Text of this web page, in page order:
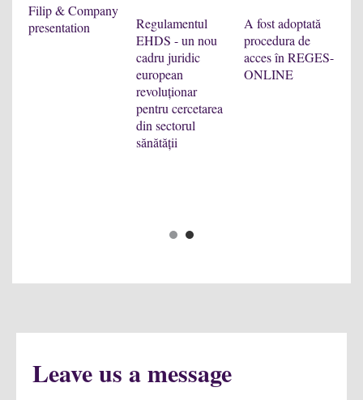
Filip & Company
presentation
Regulamentul
EHDS - un nou
cadru juridic
european
revoluționar
pentru cercetarea
din sectorul
sănătății
A fost adoptată
procedura de
acces în REGES-
ONLINE
Leave us a message